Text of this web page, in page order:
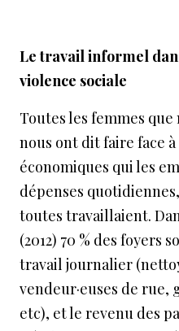
Le travail informel
violence sociale
Toutes les femmes
nous ont dit faire face
économiques qui les
dépenses
toutes travaillaient.
(2012) 70 % des foyers
travail journalier
vendeur·euses de rue,
etc), et le revenu des